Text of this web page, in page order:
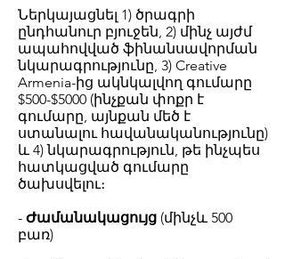
Ներկայացնել 1) ծրագրի
ընդհանուր բյուջեն, 2) մինչ այժմ
ապահովված ֆինանսավորման
նկարագրությունը, 3) Creative
Armenia-ից ակնկալվող գումարը
$500-$5000 (ինչքան փոքր է
գումարը, այնքան մեծ է
ստանալու հավանականությունը)
և 4) նկարագրություն, թե ինչպես
հատկացված գումարը
ծախսվելու։
- Ժամանակացույց (մինչև 500
բառ)